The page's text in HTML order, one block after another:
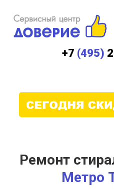
+7 (495)
Ремонт
Метро